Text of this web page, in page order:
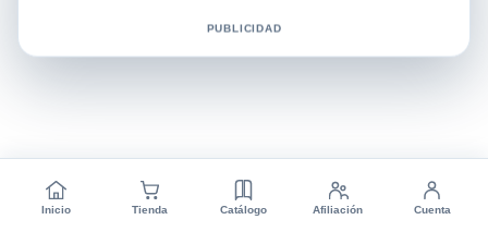
Inicio Tienda Catálogo Afiliación Cuenta
PUBLICIDAD